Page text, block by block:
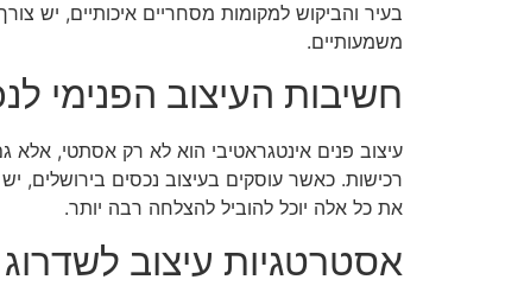
בעיר והביקוש למקומות מסחריים איכותיים, יש
משמעותיים.
חשיבות העיצוב הפנימי
עיצוב פנים אינטגראטיבי הוא לא רק אסתטי, אלא
רכישות. כאשר עוסקים בעיצוב נכסים
את כל אלה יוכל להוביל להצלחה רבה יותר.
אסטרטגיות עיצוב